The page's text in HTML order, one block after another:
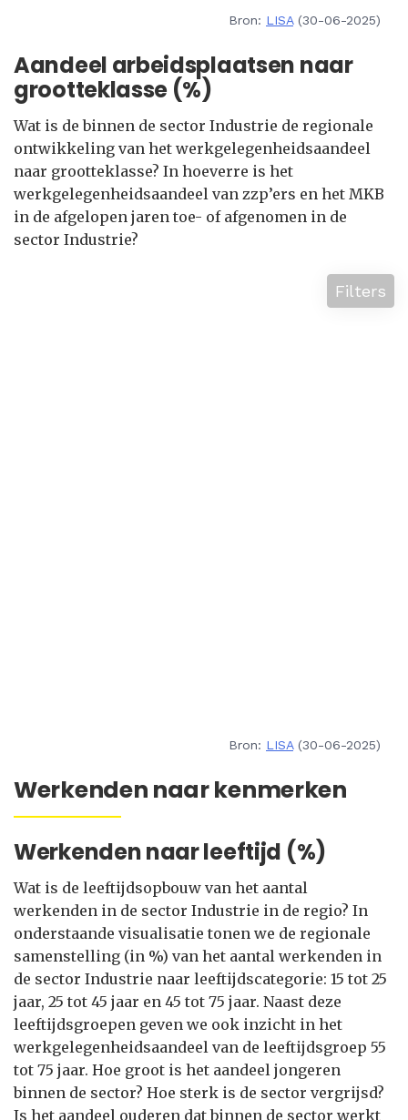
Bron: LISA(30-06-2025)
Aandeel arbeidsplaatsen naar
grootteklasse (%)
Wat is de binnen de sector Industrie de regionale
ontwikkeling van het werkgelegenheidsaandeel
naar grootteklasse? In hoeverre is het
werkgelegenheidsaandeel van zzp’ers en het MKB
in de afgelopen jaren toe- of afgenomen in de
sector Industrie?
Filters
Bron: LISA(30-06-2025)
Werkenden naar kenmerken
Werkenden naar leeftijd (%)
Wat is de leeftijdsopbouw van het aantal
werkenden in de sector Industrie in de regio? In
onderstaande visualisatie tonen we de regionale
samenstelling (in %) van het aantal werkenden in
de sector Industrie naar leeftijdscategorie: 15 tot 25
jaar, 25 tot 45 jaar en 45 tot 75 jaar. Naast deze
leeftijdsgroepen geven we ook inzicht in het
werkgelegenheidsaandeel van de leeftijdsgroep 55
tot 75 jaar. Hoe groot is het aandeel jongeren
binnen de sector? Hoe sterk is de sector vergrijsd?
Is het aandeel ouderen dat binnen de sector werkt